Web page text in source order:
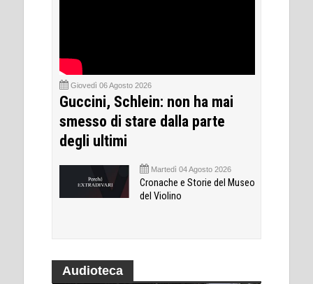
Giovedì 06 Agosto 2026
Guccini, Schlein: non ha mai
smesso di stare dalla parte
degli ultimi
Martedì 04 Agosto 2026
Cronache e Storie del Museo
del Violino
Audioteca